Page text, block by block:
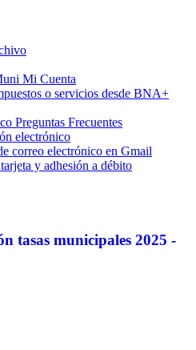
Mi Cuenta
o servicios desde BNA+
Preguntas Frecuentes
electrónico
correo electrónico en Gmail
y adhesión a débito
tasas municipales 2025 -